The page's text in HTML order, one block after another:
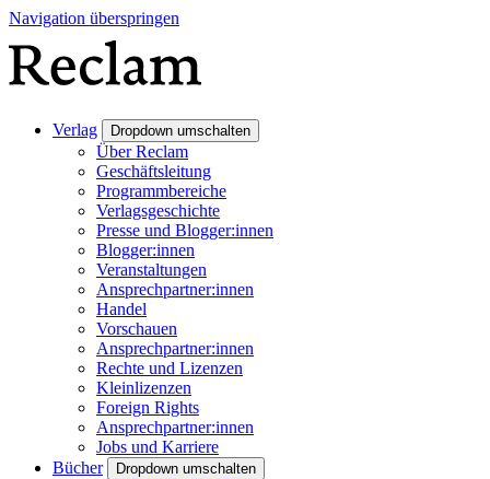
Navigation überspringen
Verlag Dropdown umschalten
Über Reclam
Geschäftsleitung
Programmbereiche
Verlagsgeschichte
Presse und Blogger:innen
Blogger:innen
Veranstaltungen
Ansprechpartner:innen
Handel
Vorschauen
Ansprechpartner:innen
Rechte und Lizenzen
Kleinlizenzen
Foreign Rights
Ansprechpartner:innen
Jobs und Karriere
Bücher
Dropdown umschalten